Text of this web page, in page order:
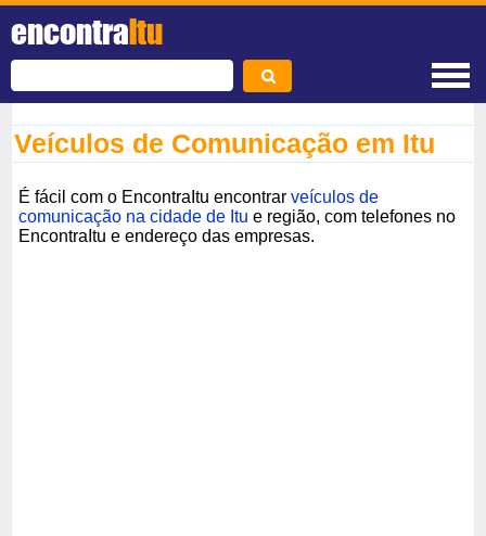
encontraItu
Veículos de Comunicação em Itu
É fácil com o EncontraItu encontrarveículos de
comunicação na cidade de Itu e região, com telefones no
EncontraItu e endereço das empresas.